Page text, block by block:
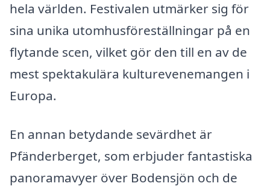
hela världen. Festivalen utmärker sig för
sina unika utomhusföreställningar på en
flytande scen, vilket gör den till en av de
mest spektakulära kulturevenemangen i
Europa.
En annan betydande sevärdhet är
Pfänderberget, som erbjuder fantastiska
panoramavyer över Bodensjön och de